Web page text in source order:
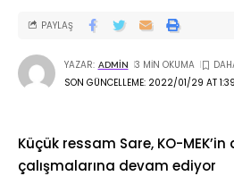
SON GÜNCELLEME: 2022/01/29 AT
YAZAR: ADMIN 3 MIN OKUMA
PAYLAŞ
Küçük ressam Sare, KO-
çalışmalarına devam ediyor